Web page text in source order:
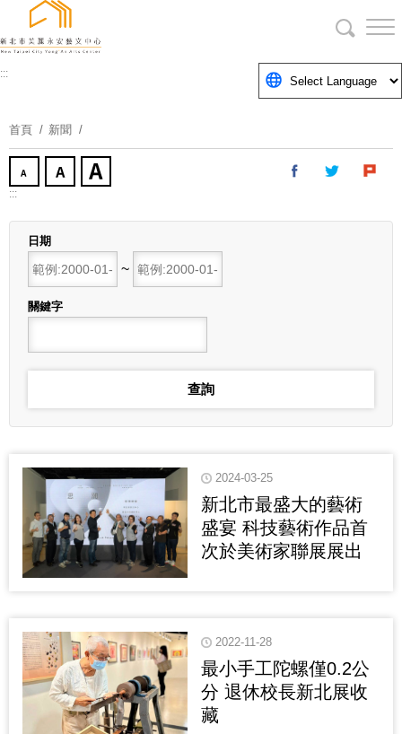
主
要
塊
:::
首頁 新聞
:::
日期
開始日期
~
結束日期
關鍵字
2024-03-25
新北市最盛大的藝術
盛宴 科技藝術作品首
次於美術家聯展展出
2022-11-28
最小手工陀螺僅0.2公
分 退休校長新北展收
藏